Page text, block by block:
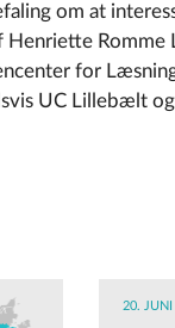
om at
Romme
for
UC Lillebælt
20.